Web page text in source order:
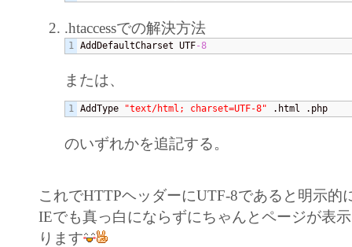
.htaccessでの解決方法
AddDefaultCharset UTF-8
または、
1 AddType "text/html; charset=UTF-8" .html .php
のいずれかを追記する。
これでHTTPヘッダーにUTF-8であると明示的
IEでも真っ白にならずにちゃんとページが表
ります